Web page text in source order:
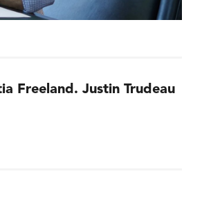
Freeland. Justin Trudeau